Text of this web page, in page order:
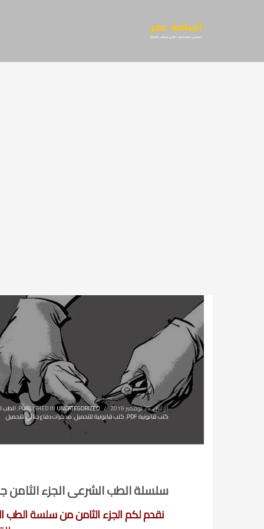
الإثنين, 25 نوفمبر 2019 /
PUBLISHED INUNCATEGORIZED
,الطب
كتب قانونية PDF ,كتب قانونية للتحميل,مذكرات دفاع جنائي للتحميل
سلسلة الطب الشرعى الجزء الثامن